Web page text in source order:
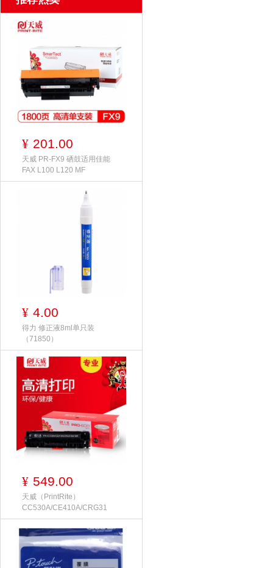
¥ 201.00
天威 PR-FX9 硒鼓适用佳能
FAX L100 L120 MF
¥ 4.00
得力 修正液8ml单只装
（71850）
¥ 549.00
天威（PrintRite）
CC530A/CE410A/CRG31